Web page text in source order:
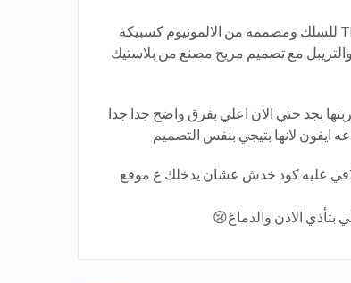
السماعه مصممه من خامات النايلون و TPU للسلك ومصممه من الالمونيوم كسبيكه
مع تصميم مريح مصنع من بلاستيك
بجد حتي الان اعلي بفرق واضح جدا جدا
عليه كود خدش عشان يدخلك ع موقع
بتأذي الاذن والدماغ😢